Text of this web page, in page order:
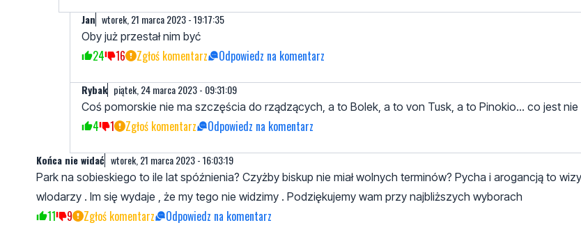
Jan wtorek, 21 marca 2023 - 19:17:35
Oby już przestał nim być
24 16 Zgłoś komentarz Odpowiedz na komentarz
Rybak piątek, 24 marca 2023 - 09:31:09
Coś pomorskie nie ma szczęścia do rządzących, a to Bolek, a to von Tusk, a to Pinokio... co jest
4 1 Zgłoś komentarz Odpowiedz na komentarz
Końca nie widać wtorek, 21 marca 2023 - 16:03:19
Park na sobieskiego to ile lat spóźnienia? Czyżby biskup nie miał wolnych terminów? Pycha i arogancją to
wlodarzy . Im się wydaje , że my tego nie widzimy . Podziękujemy wam przy najbliższych wyborach
11 9 Zgłoś komentarz Odpowiedz na komentarz